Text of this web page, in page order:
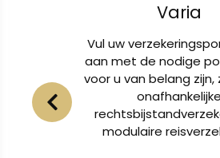
Varia
Vul uw
aan met de nodige
voor u van belang zijn,
onafhankelijke
modulaire